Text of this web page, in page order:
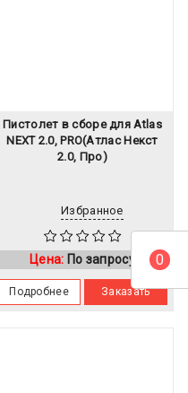
Пистолет в сборе для Atlas
NEXT 2.0, PRO(Атлас Некст
2.0, Про)
Избранное
Цена: По запросу
Подробнее Заказать
0